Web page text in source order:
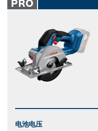
PRO
电池电压